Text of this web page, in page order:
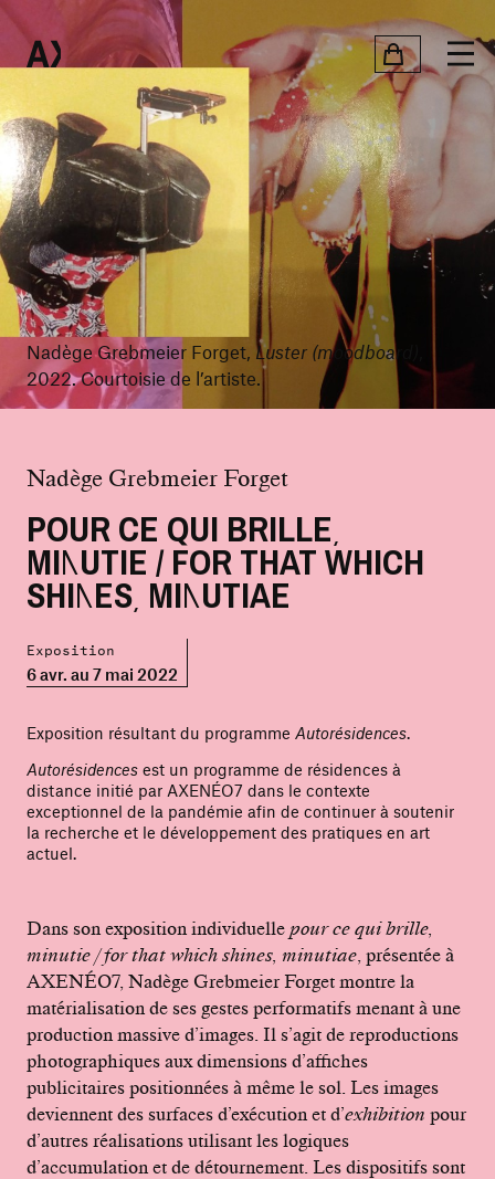
Nadège Grebmeier Forget, Luster (moodboard)
2022. Courtoisie de l’artiste.
POUR CE QUI BRILLE,
MINUTIE / FOR THAT WHICH
SHINES, MINUTIAE
Nadège Grebmeier Forget
Exposition
6 avr. au 7 mai 2022
Exposition résultant du programme Autorésidences
Autorésidences est un programme de résidences à
distance initié par AXENÉO7 dans le contexte
exceptionnel de la pandémie afin de continuer à soutenir
la recherche et le développement des pratiques en art
actuel.
Dans son exposition individuelle pour ce qui brille,
minutie / for that which shines, minutiae , présentée à
AXENÉO7, Nadège Grebmeier Forget montre la
matérialisation de ses gestes performatifs menant à une
production massive d’images. Il s’agit de reproductions
photographiques aux dimensions d’affiches
publicitaires positionnées à même le sol. Les images
deviennent des surfaces d’exécution et d’exhibition pour
d’autres réalisations utilisant les logiques
d’accumulation et de détournement. Les dispositifs sont